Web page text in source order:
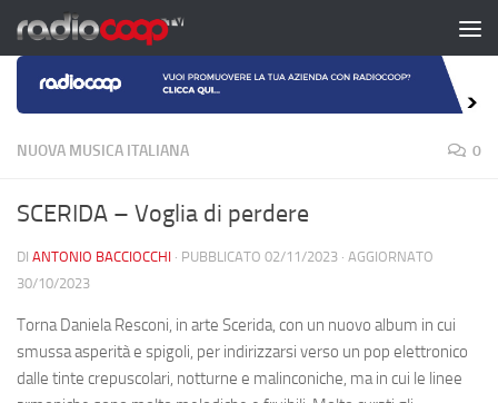
Salta al contenuto
NUOVA MUSICA ITALIANA 0
SCERIDA – Voglia di perdere
DI ANTONIO BACCIOCCHI · PUBBLICATO 02/11/2023 · AGGIORNATO
30/10/2023
Torna Daniela Resconi, in arte Scerida, con un nuovo album in cui
smussa asperità e spigoli, per indirizzarsi verso un pop elettronico
dalle tinte crepuscolari, notturne e malinconiche, ma in cui le linee